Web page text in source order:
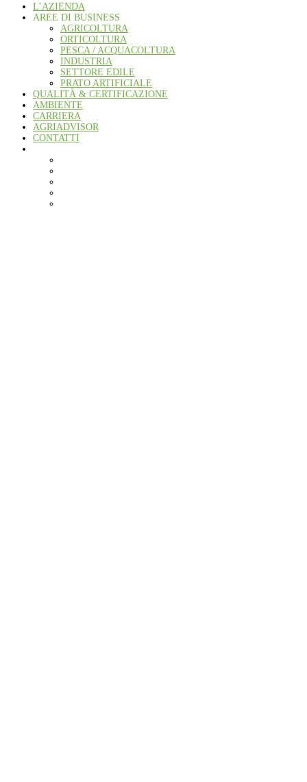
L’AZIENDA
AREE DI BUSINESS
AGRICOLTURA
ORTICOLTURA
PESCA / ACQUACOLTURA
INDUSTRIA
SETTORE EDILE
PRATO ARTIFICIALE
QUALITÀ & CERTIFICAZIONE
AMBIENTE
CARRIERA
AGRIADVISOR
CONTATTI